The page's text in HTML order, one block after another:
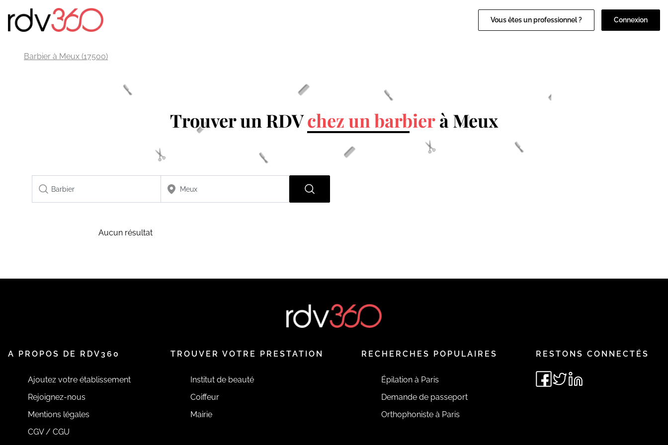
Vous êtes un professionnel ? Connexion
Barbier à Meux (17500)
Trouver un RDVchez un barbierà Meux
Aucun résultat
A PROPOS DE RDV360
Ajoutez votre établissement
Rejoignez-nous
Mentions légales
CGV / CGU
TROUVER VOTRE PRESTATION
Institut de beauté
Coiffeur
Mairie
RECHERCHES POPULAIRES
Épilation à Paris
Demande de passeport
Orthophoniste à Paris
RESTONS CONNECTÉS